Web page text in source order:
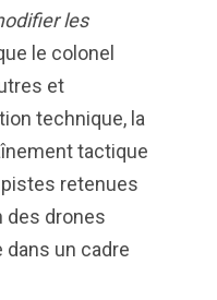
les
le colonel
et
technique, la
tactique
pistes retenues
des drones
dans un cadre